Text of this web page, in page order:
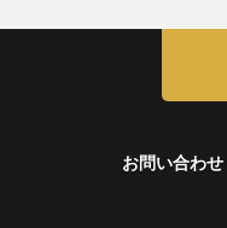
お問い合わせ